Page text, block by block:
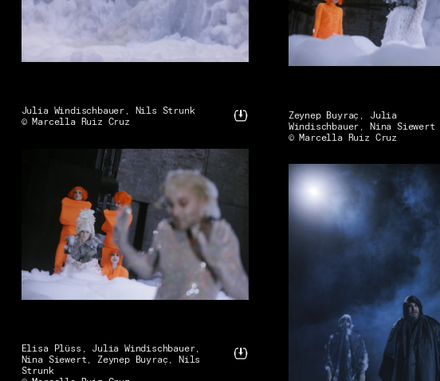
Julia Windischbauer, Nils Strunk
© Marcella Ruiz Cruz
Zeynep Buyraç, Julia
Windischbauer, Nina Siewert
© Marcella Ruiz Cruz
Elisa Plüss, Julia Windischbauer,
Nina Siewert, Zeynep Buyraç, Nils
Strunk